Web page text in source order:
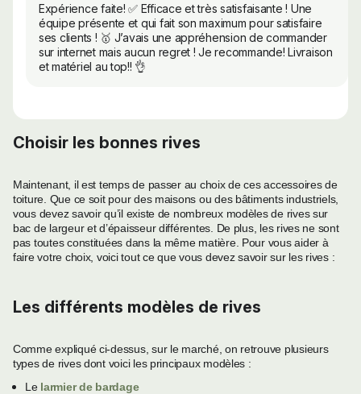
Expérience faite! ✅ Efficace et très satisfaisante ! Une
équipe présente et qui fait son maximum pour satisfaire
ses clients ! 🥇 J’avais une appréhension de commander
sur internet mais aucun regret ! Je recommande! Livraison
et matériel au top!! 👌
Choisir les bonnes rives
Maintenant, il est temps de passer au choix de ces accessoires de
toiture. Que ce soit pour des maisons ou des bâtiments industriels,
vous devez savoir qu’il existe de nombreux modèles de rives sur
bac de largeur et d’épaisseur différentes. De plus, les rives ne sont
pas toutes constituées dans la même matière. Pour vous aider à
faire votre choix, voici tout ce que vous devez savoir sur les rives :
Les différents modèles de rives
Comme expliqué ci-dessus, sur le marché, on retrouve plusieurs
types de rives dont voici les principaux modèles :
Le larmier de bardage